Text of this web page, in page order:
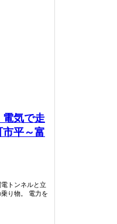
電気で走
平～富
トンネルと立
り物。 電力を